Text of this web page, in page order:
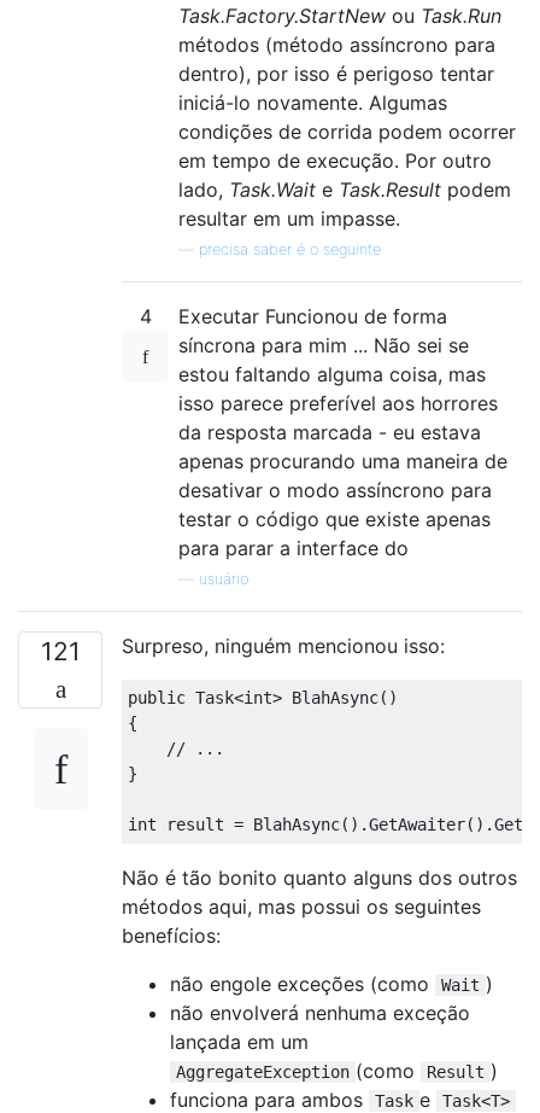
Task.Factory.StartNew ou Task.Run
métodos (método assíncrono para
dentro), por isso é perigoso tentar
iniciá-lo novamente. Algumas
condições de corrida podem ocorrer
em tempo de execução. Por outro
lado, Task.Wait e Task.Result podem
resultar em um impasse.
precisa saber é o seguinte
4
Executar Funcionou de forma
síncrona para mim ... Não sei se
estou faltando alguma coisa, mas
isso parece preferível aos horrores
da resposta marcada - eu estava
apenas procurando uma maneira de
desativar o modo assíncrono para
testar o código que existe apenas
para parar a interface do
usuário
121 Surpreso, ninguém mencionou isso:
public Task<int> BlahAsync()
{
// ...
}
int result = BlahAsync().GetAwaiter().
Não é tão bonito quanto alguns dos outros
métodos aqui, mas possui os seguintes
benefícios:
não engole exceções (como
Wait )
não envolverá nenhuma exceção
lançada em um
AggregateException (como Result )
funciona para ambos
Task e Task<T>